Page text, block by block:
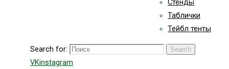
Стенды
Таблички
Тейбл тенты
Search for: Search
VKinstagram